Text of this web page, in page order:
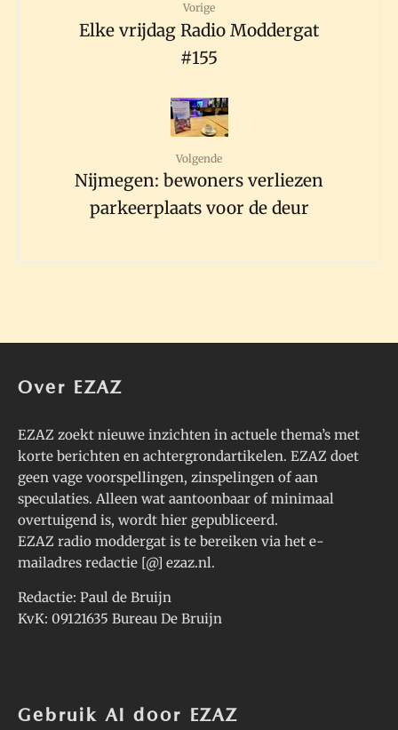
Vorige
Elke vrijdag Radio Moddergat
#155
Volgende
Nijmegen: bewoners verliezen
parkeerplaats voor de deur
Over EZAZ
EZAZ zoekt nieuwe inzichten in actuele thema’s met
korte berichten en achtergrondartikelen. EZAZ doet
geen vage voorspellingen, zinspelingen of aan
speculaties. Alleen wat aantoonbaar of minimaal
overtuigend is, wordt hier gepubliceerd.
EZAZ radio moddergat is te bereiken via het e-
mailadres redactie [@] ezaz.nl.
Redactie: Paul de Bruijn
KvK: 09121635 Bureau De Bruijn
Gebruik AI door EZAZ